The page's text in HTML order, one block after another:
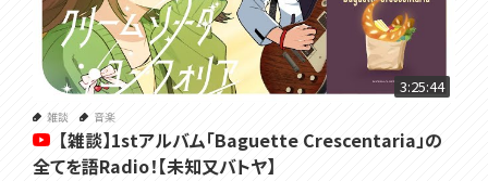
3:25:44
雑談 音楽
【雑談】1stアルバム「Baguette Crescentaria」の
全てを語Radio！【未知又バトヤ】